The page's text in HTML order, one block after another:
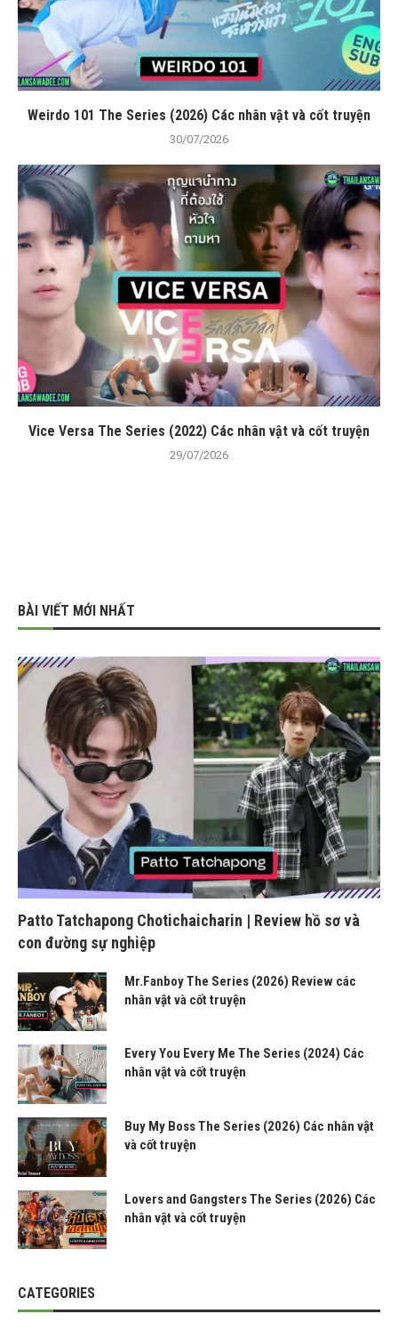
Weirdo 101 The Series (2026) Các nhân vật và cốt truyện
30/07/2026
Vice Versa The Series (2022) Các nhân vật và cốt truyện
29/07/2026
BÀI VIẾT MỚI NHẤT
Patto Tatchapong Chotichaicharin | Review hồ sơ và
con đường sự nghiệp
Mr.Fanboy The Series (2026) Review các
nhân vật và cốt truyện
Every You Every Me The Series (2024) Các
nhân vật và cốt truyện
Buy My Boss The Series (2026) Các nhân vật
và cốt truyện
Lovers and Gangsters The Series (2026) Các
nhân vật và cốt truyện
CATEGORIES